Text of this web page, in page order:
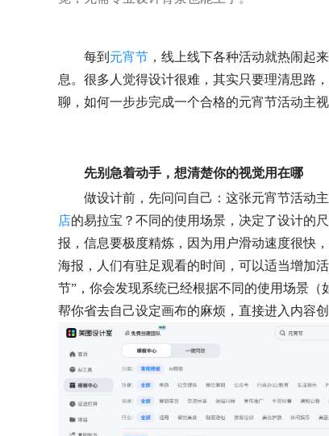
每到 元宵节 ，线上线下各种活动就热闹起
息。很多人觉得设计很难，其实只要理清思路
聊，如何一步步完成一个合格的元宵节活动主视
先别急着动手，想清楚你的视觉用在哪
做设计前，先问问自己：这张元宵节活动
店的易拉宝？不同的使用场景，决定了设计的
报，信息要极度精炼，因为用户滑动速度很快
海报，人们有驻足观看的时间，可以适当增加
节”，你会发现系统已经根据不同的使用场景
帮你省去自己设定画布的麻烦，直接进入内容创